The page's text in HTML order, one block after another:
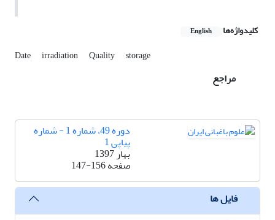
کلیدواژه‌ها English
Date irradiation Quality storage
مراجع
دوره 49، شماره 1 - شماره
پیاپی 1
بهار 1397
صفحه147-156
فایل ها